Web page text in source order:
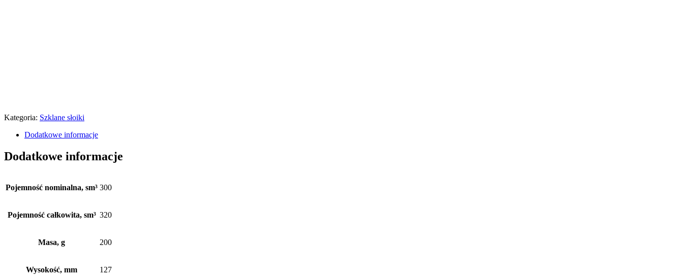
Kategoria: Szklane słoiki
Dodatkowe informacje
Dodatkowe informacje
Pojemność nominalna, sm³ 300
Pojemność całkowita, sm³ 320
Masa, g 200
Wysokość, mm 127